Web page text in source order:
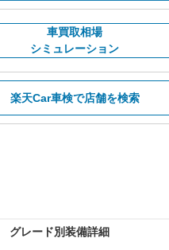
車買取相場
シミュレーション
楽天Car車検で店舗を検索
グレード別装備詳細